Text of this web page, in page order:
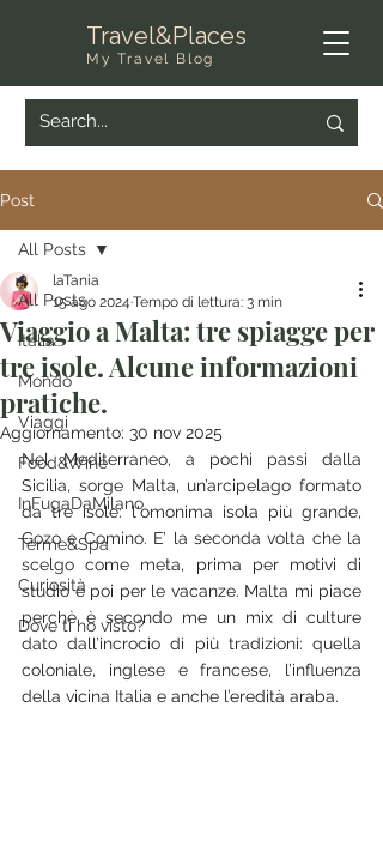
Travel&Places
My Travel Blog
Post
All Posts
Italia
Mondo
Viaggi
Food&Wine
InFugaDaMilano
Terme&Spa
Curiosità
Dove ti ho visto?
All Posts
Viaggio a Malta: tre spiagge per
tre isole. Alcune informazioni
pratiche.
laTania
15 ago 2024 Tempo di lettura: 3 min
Aggiornamento: 30 nov 2025
Nel Mediterraneo, a pochi passi dalla
Sicilia, sorge Malta, un’arcipelago formato
da tre isole: l'omonima isola più grande,
Gozo e Comino. E’ la seconda volta che la
scelgo come meta, prima per motivi di
studio e poi per le vacanze. Malta mi piace
perchè è secondo me un mix di culture
dato dall’incrocio di più tradizioni: quella
coloniale, inglese e francese, l’influenza
della vicina Italia e anche l’eredità araba.